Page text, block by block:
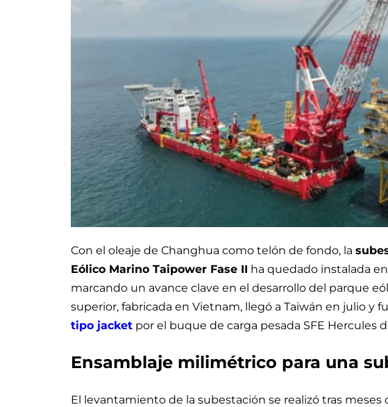
Con el oleaje de Changhua como telón de fondo, la
Eólico Marino Taipower Fase II ha quedado instalada
marcando un avance clave en el desarrollo del parque
superior, fabricada en Vietnam, llegó a Taiwán en julio y
tipo jacket por el buque de carga pesada SFE Hercules
Ensamblaje milimétrico para una
El levantamiento de la subestación se realizó tras